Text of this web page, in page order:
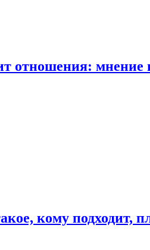
отношения: мнение
кому подходит,